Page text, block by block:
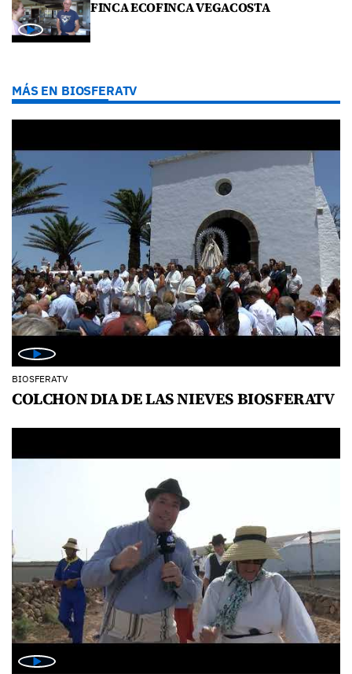
FINCA ECOFINCA VEGACOSTA
MÁS EN BIOSFERATV
BIOSFERATV
COLCHON DIA DE LAS NIEVES BIOSFERATV